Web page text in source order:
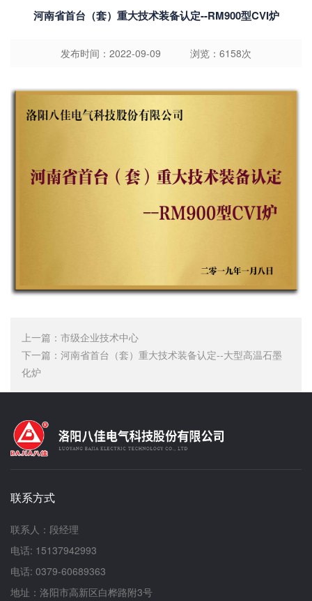
河南省首台（套）重大技术装备认定--RM900型CVI炉
发布时间：2022-09-09 浏览：6158次
上一篇： 市级企业技术中心
下一篇： 河南省首台（套）重大技术装备认定--大型高温石墨
化炉
联系方式
联系人：段经理
电话: 15137942993
电话: 0379-60689363
地址：洛阳市高新区白桦路附3号